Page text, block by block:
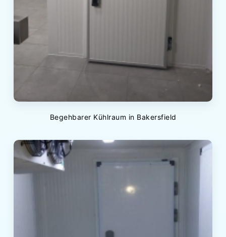
Begehbarer Kühlraum in Bakersfield